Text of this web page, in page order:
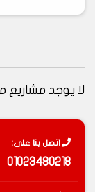
لا يوجد مشاريع
اتصل بنا على:
01023480218